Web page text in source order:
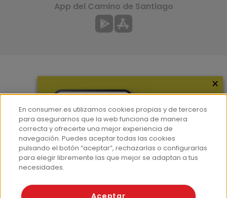
Hemeroteca
Contacto
Prensa
Corpus Lingüístico Consumer
App del Camino de Santiago
© Fundación EROSKI
×
En consumer.es utilizamos cookies propias y de terceros
para asegurarnos que la web funciona de manera
correcta y ofrecerte una mejor experiencia de
navegación. Puedes aceptar todas las cookies
pulsando el botón “aceptar”, rechazarlas o configurarlas
para elegir libremente las que mejor se adaptan a tus
necesidades.
Aceptar